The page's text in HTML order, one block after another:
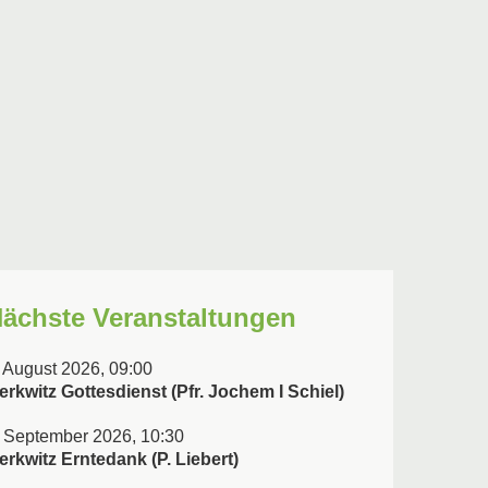
Veranstaltungen
August 2026, 09:00
Gottesdienst (Pfr. Jochem I Schiel)
September 2026, 10:30
Erntedank (P. Liebert)